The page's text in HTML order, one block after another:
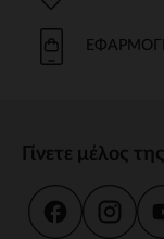
Γίνετε μέλος